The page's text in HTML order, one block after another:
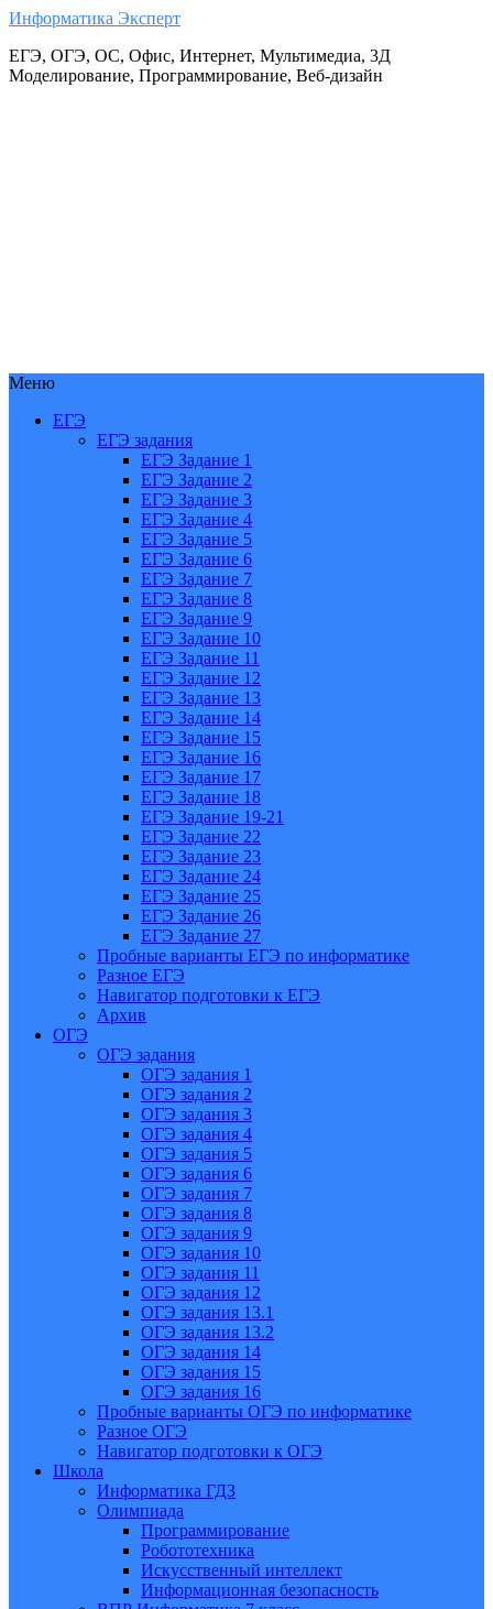
Информатика Эксперт
ЕГЭ, ОГЭ, ОС, Офис, Интернет, Мультимедиа, 3Д
Моделирование, Программирование, Веб-дизайн
Меню
ЕГЭ
ЕГЭ задания
ЕГЭ Задание 1
ЕГЭ Задание 2
ЕГЭ Задание 3
ЕГЭ Задание 4
ЕГЭ Задание 5
ЕГЭ Задание 6
ЕГЭ Задание 7
ЕГЭ Задание 8
ЕГЭ Задание 9
ЕГЭ Задание 10
ЕГЭ Задание 11
ЕГЭ Задание 12
ЕГЭ Задание 13
ЕГЭ Задание 14
ЕГЭ Задание 15
ЕГЭ Задание 16
ЕГЭ Задание 17
ЕГЭ Задание 18
ЕГЭ Задание 19-21
ЕГЭ Задание 22
ЕГЭ Задание 23
ЕГЭ Задание 24
ЕГЭ Задание 25
ЕГЭ Задание 26
ЕГЭ Задание 27
Пробные варианты ЕГЭ по информатике
Разное ЕГЭ
Навигатор подготовки к ЕГЭ
Архив
ОГЭ
ОГЭ задания
ОГЭ задания 1
ОГЭ задания 2
ОГЭ задания 3
ОГЭ задания 4
ОГЭ задания 5
ОГЭ задания 6
ОГЭ задания 7
ОГЭ задания 8
ОГЭ задания 9
ОГЭ задания 10
ОГЭ задания 11
ОГЭ задания 12
ОГЭ задания 13.1
ОГЭ задания 13.2
ОГЭ задания 14
ОГЭ задания 15
ОГЭ задания 16
Пробные варианты ОГЭ по информатике
Разное ОГЭ
Навигатор подготовки к ОГЭ
Школа
Информатика ГДЗ
Олимпиада
Программирование
Робототехника
Искусственный интеллект
Информационная безопасность